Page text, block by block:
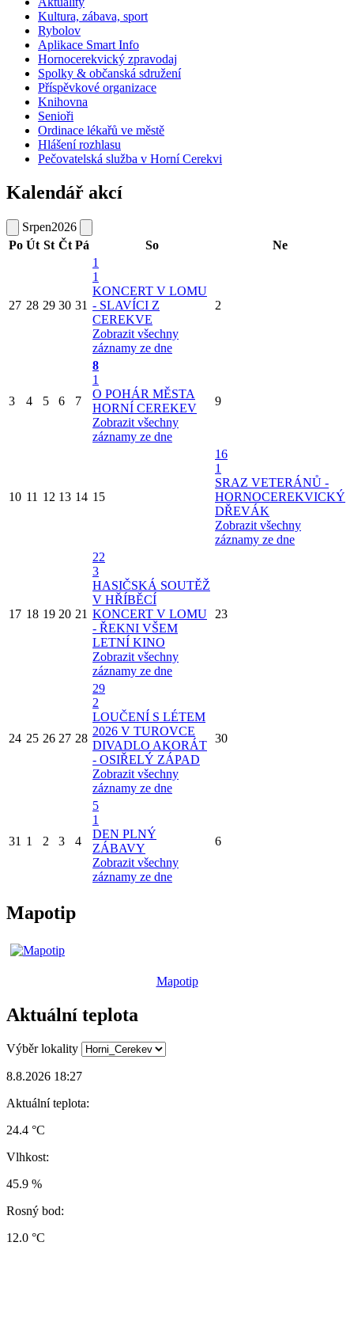
Kultura, zábava, sport
Rybolov
Aplikace Smart Info
Hornocerekvický zpravodaj
Spolky & občanská sdružení
Příspěvkové organizace
Knihovna
Senioři
Ordinace lékařů ve městě
Hlášení rozhlasu
Pečovatelská služba v Horní Cerekvi
Kalendář akcí
Srpen2026
Po Út St Čt Pá So Ne
27 28 29 30 31
1
1
KONCERT V LOMU
- SLAVÍCI Z
CEREKVE
Zobrazit všechny
záznamy ze dne
2
3 4 5 6 7
8
1
O POHÁR MĚSTA
HORNÍ CEREKEV
Zobrazit všechny
záznamy ze dne
9
10 11 12 13 14 15
16
1
SRAZ VETERÁNŮ -
HORNOCEREKVICKÝ
DŘEVÁK
Zobrazit všechny
záznamy ze dne
17 18 19 20 21
22
3
HASIČSKÁ SOUTĚŽ
V HŘÍBĚCÍ
KONCERT V LOMU
- ŘEKNI VŠEM
LETNÍ KINO
Zobrazit všechny
záznamy ze dne
23
24 25 26 27 28
29
2
LOUČENÍ S LÉTEM
2026 V TUROVCE
DIVADLO AKORÁT
- OSIŘELÝ ZÁPAD
Zobrazit všechny
záznamy ze dne
30
31 1 2 3 4
5
1
DEN PLNÝ
ZÁBAVY
Zobrazit všechny
záznamy ze dne
6
Mapotip
Mapotip
Aktuální teplota
Výběr lokality
8.8.2026 18:27
Aktuální teplota:
24.4 °C
Vlhkost:
45.9 %
Rosný bod:
12.0 °C